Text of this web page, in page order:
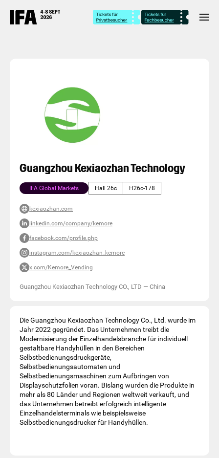
Guangzhou Kexiaozhan Technology
IFA Global Markets Hall 26c H26c-178
kexiaozhan.com
linkedin.com/company/kemore
facebook.com/profile.php
instagram.com/kexiaozhan_kemore
x.com/Kemore_Vending
Guangzhou Kexiaozhan Technology CO., LTD — China
Die Guangzhou Kexiaozhan Technology Co., Ltd. wurde im
Jahr 2022 gegründet. Das Unternehmen treibt die
Modernisierung der Einzelhandelsbranche für individuell
gestaltbare Handyhüllen in den Bereichen
Selbstbedienungsdruckgeräte,
Selbstbedienungsautomaten und
Selbstbedienungsmaschinen zum Aufbringen von
Displayschutzfolien voran. Bislang wurden die Produkte in
mehr als 80 Länder und Regionen weltweit verkauft, und
das Unternehmen betreibt erfolgreich intelligente
Einzelhandelsterminals wie beispielsweise
Selbstbedienungsdrucker für Handyhüllen.